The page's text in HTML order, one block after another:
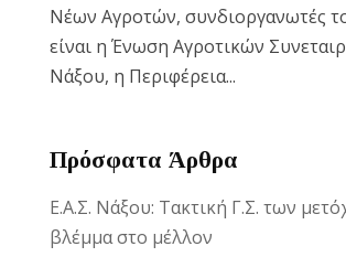
brightness_high Έντονη αντίθεση
brightness_low Σκοτεινή αντίθεση
Υπογράμμισε συνδέσμους
all
Νέων Αγροτών, συνδιοργανωτές
είναι η Ένωση Αγροτικών
Νάξου, η Περιφέρεια...
Πρόσφατα Άρθρα
Ε.Α.Σ. Νάξου: Τακτική Γ.Σ. των
βλέμμα στο μέλλον